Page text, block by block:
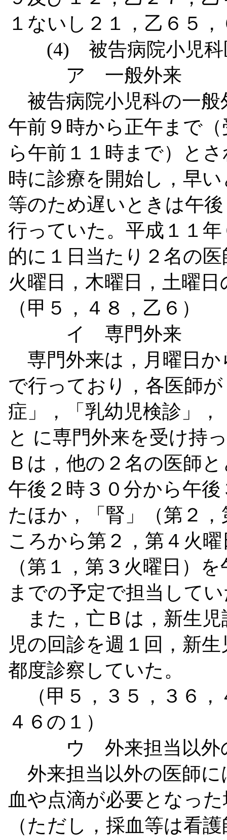
１ないし２１，乙６５
(4) 被告病院小児科
ア 一般外来
被告病院小児科の一般
午前９時から正午まで
ら午前１１時まで）と
時に診療を開始し，早
等のため遅いときは午
行っていた。平成１１
的に１日当たり２名の
火曜日，木曜日，土曜
（甲５，４８，乙６）
イ 専門外来
専門外来は，月曜日か
で行っており，各医師
症」，「乳幼児検診」
と に専門外来を受け持
Ｂは，他の２名の医師
午後２時３０分から午
たほか，「腎」（第２
ころから第２，第４火
（第１，第３火曜日）
までの予定で担当して
また，亡Ｂは，新生児
児の回診を週１回，新
都度診察していた。
（甲５，３５，３６，
４６の１）
ウ 外来担当以外の
外来担当以外の医師に
血や点滴が必要となっ
（ただし，採血等は看